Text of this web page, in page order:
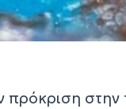
πρόκριση στην